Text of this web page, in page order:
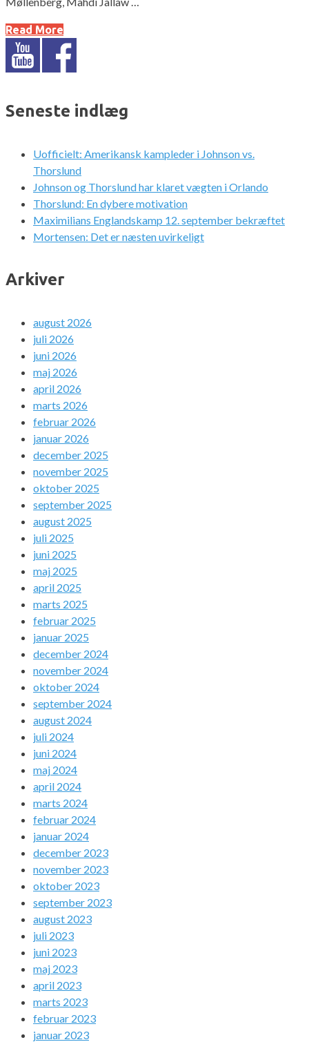
Read More
Seneste indlæg
Uofficielt: Amerikansk kampleder i Johnson vs.
Thorslund
Johnson og Thorslund har klaret vægten i Orlando
Thorslund: En dybere motivation
Maximilians Englandskamp 12. september bekræftet
Mortensen: Det er næsten uvirkeligt
Arkiver
august 2026
juli 2026
juni 2026
maj 2026
april 2026
marts 2026
februar 2026
januar 2026
december 2025
november 2025
oktober 2025
september 2025
august 2025
juli 2025
juni 2025
maj 2025
april 2025
marts 2025
februar 2025
januar 2025
december 2024
november 2024
oktober 2024
september 2024
august 2024
juli 2024
juni 2024
maj 2024
april 2024
marts 2024
februar 2024
januar 2024
december 2023
november 2023
oktober 2023
september 2023
august 2023
juli 2023
juni 2023
maj 2023
april 2023
marts 2023
februar 2023
januar 2023